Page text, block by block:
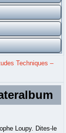
Techniques –
Loupy. Dites-le